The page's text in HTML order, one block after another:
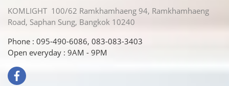
KOMLIGHT 100/62 Ramkhamhaeng 94, Ramkhamhaeng
Road, Saphan Sung, Bangkok 10240
Phone : 095-490-6086, 083-083-3403
Open everyday : 9AM - 9PM